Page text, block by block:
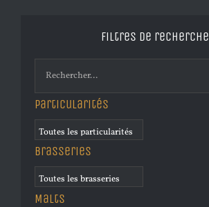
Filtres de recherche
Particularités
Brasseries
Malts